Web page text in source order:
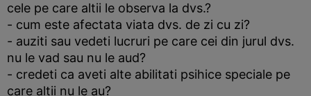
cele pe care altii le observa la dvs.?
- cum este afectata viata dvs. de zi cu zi?
- auziti sau vedeti lucruri pe care cei din jurul dvs.
nu le vad sau nu le aud?
- credeti ca aveti alte abilitati psihice speciale pe
care altii nu le au?